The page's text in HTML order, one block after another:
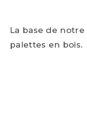
La base de notre
palettes en bois.